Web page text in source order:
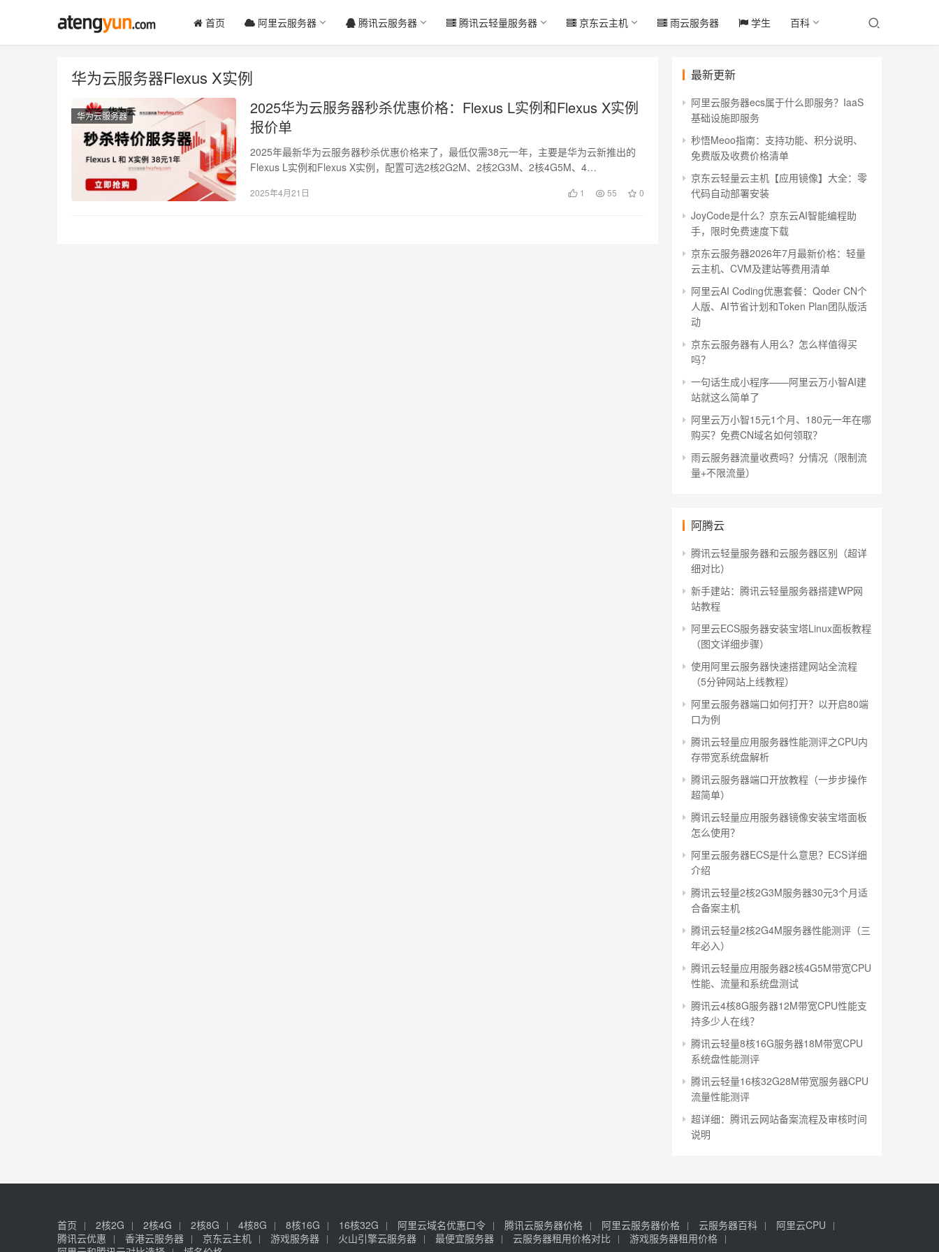
首页 阿里云服务器 腾讯云服务器 腾讯云轻量服务器 京东云主机 雨云服务器 学生 百科
华为云服务器Flexus X实例
华为云服务器
2025华为云服务器秒杀优惠价格：Flexus L实例和Flexus X实例
报价单
2025年最新华为云服务器秒杀优惠价格来了，最低仅需38元一年，主要是华为云新推出的
Flexus L实例和Flexus X实例，配置可选2核2G2M、2核2G3M、2核4G5M、4…
2025年4月21日 1 55 0
最新更新
阿里云服务器ecs属于什么即服务？IaaS
基础设施即服务
秒悟Meoo指南：支持功能、积分说明、
免费版及收费价格清单
京东云轻量云主机【应用镜像】大全：零
代码自动部署安装
JoyCode是什么？京东云AI智能编程助
手，限时免费速度下载
京东云服务器2026年7月最新价格：轻量
云主机、CVM及建站等费用清单
阿里云AI Coding优惠套餐：Qoder CN个
人版、AI节省计划和Token Plan团队版活
动
京东云服务器有人用么？怎么样值得买
吗？
一句话生成小程序——阿里云万小智AI建
站就这么简单了
阿里云万小智15元1个月、180元一年在哪
购买？免费CN域名如何领取？
雨云服务器流量收费吗？分情况（限制流
量+不限流量）
阿腾云
腾讯云轻量服务器和云服务器区别（超详
细对比）
新手建站：腾讯云轻量服务器搭建WP网
站教程
阿里云ECS服务器安装宝塔Linux面板教程
（图文详细步骤）
使用阿里云服务器快速搭建网站全流程
（5分钟网站上线教程）
阿里云服务器端口如何打开？以开启80端
口为例
腾讯云轻量应用服务器性能测评之CPU内
存带宽系统盘解析
腾讯云服务器端口开放教程（一步步操作
超简单）
腾讯云轻量应用服务器镜像安装宝塔面板
怎么使用？
阿里云服务器ECS是什么意思？ECS详细
介绍
腾讯云轻量2核2G3M服务器30元3个月适
合备案主机
腾讯云轻量2核2G4M服务器性能测评（三
年必入）
腾讯云轻量应用服务器2核4G5M带宽CPU
性能、流量和系统盘测试
腾讯云4核8G服务器12M带宽CPU性能支
持多少人在线？
腾讯云轻量8核16G服务器18M带宽CPU
系统盘性能测评
腾讯云轻量16核32G28M带宽服务器CPU
流量性能测评
超详细：腾讯云网站备案流程及审核时间
说明
首页 2核2G 2核4G 2核8G 4核8G 8核16G 16核32G 阿里云域名优惠口令 腾讯云服务器价格 阿里云服务器价格 云服务器百科
阿里云CPU
腾讯云优惠
香港云服务器 京东云主机 游戏服务器 火山引擎云服务器 最便宜服务器 云服务器租用价格对比
游戏服务器租用价格